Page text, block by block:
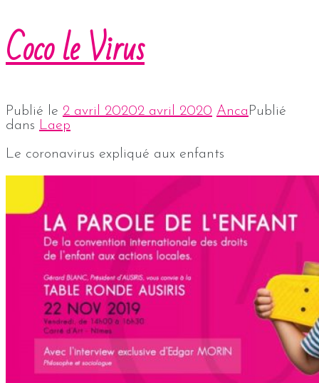
Coco le Virus
Publié le 2 avril 20202 avril 2020 Anca Publié
dans Laep
Le coronavirus expliqué aux enfants